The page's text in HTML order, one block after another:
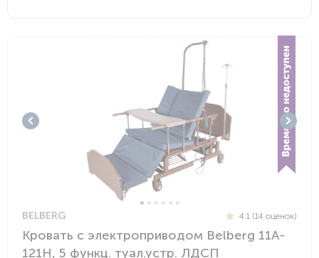
BELBERG 4.1 (14 оценок)
Кровать с электроприводом Belberg 11A-
121Н, 5 функц. туал.устр. ЛДСП